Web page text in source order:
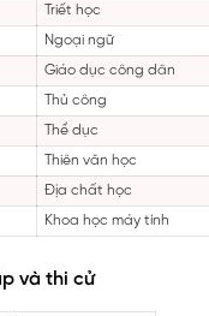
Triết học
Ngoại ngữ
Giáo dục công dân
Thủ công
Thể dục
Thiên văn học
Địa chất học
Khoa học máy tính
và thi cử